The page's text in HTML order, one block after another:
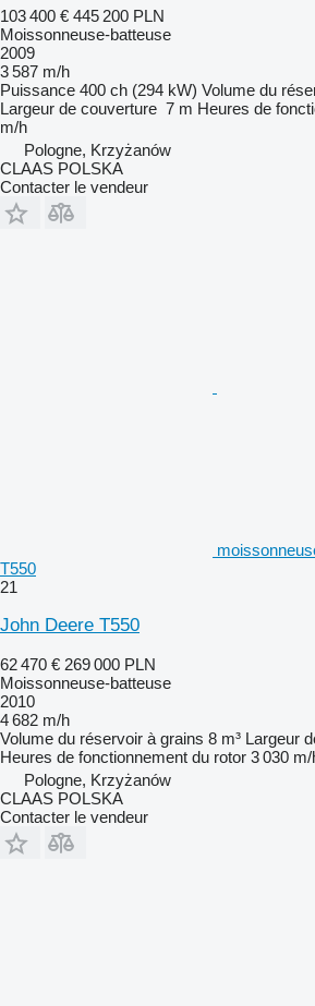
103 400 € 445 200 PLN
Moissonneuse-batteuse
2009
3 587 m/h
Puissance 400 ch (294 kW) Volume du
Largeur de couverture 7 m Heures de
m/h
Pologne, Krzyżanów
CLAAS POLSKA
Contacter le vendeur
T550
21
John Deere T550
62 470 € 269 000 PLN
Moissonneuse-batteuse
2010
4 682 m/h
Volume du réservoir à grains 8 m³ Largeur
Heures de fonctionnement du rotor 3 030 m/
Pologne, Krzyżanów
CLAAS POLSKA
Contacter le vendeur